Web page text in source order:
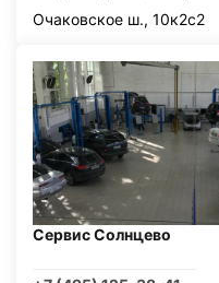
Очаковское ш., 10к2с2
Сервис Солнцево